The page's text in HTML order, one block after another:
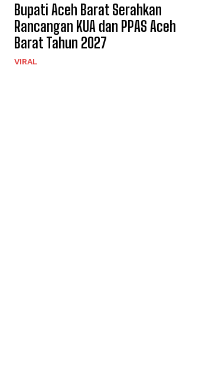
Bupati Aceh Barat Serahkan
Rancangan KUA dan PPAS Aceh
Barat Tahun 2027
VIRAL